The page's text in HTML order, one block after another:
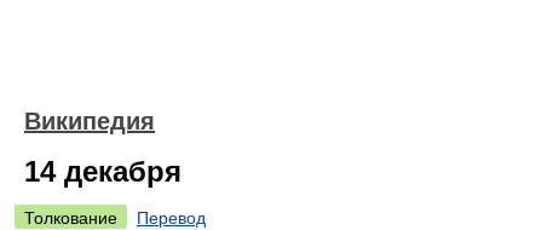
Википедия
14 декабря
Толкование
Перевод